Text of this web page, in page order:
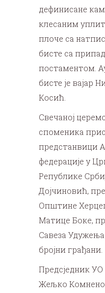
дефинисане
клесаним
плоче са
бисте са
постаментом.
бисте је вајар
Косић.
Свечаној
споменика
предстанвици
федерације у
Републике
Дојчиновић,
Општине
Матице Боке,
Савеза
бројни грађани.
Предсједник
Жељко